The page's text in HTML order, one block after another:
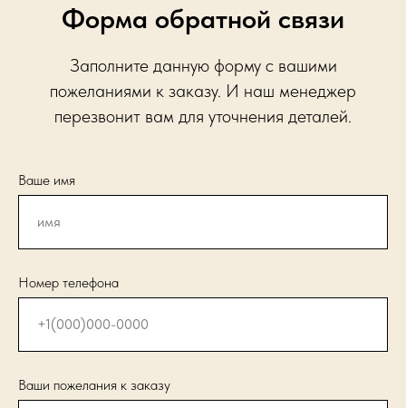
Форма обратной связи
Заполните данную форму с вашими
пожеланиями к заказу. И наш менеджер
перезвонит вам для уточнения деталей.
Ваше имя
Номер телефона
Ваши пожелания к заказу